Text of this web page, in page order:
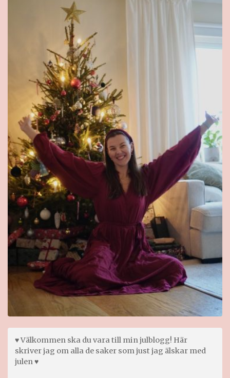
♥ Välkommen ska du vara till min julblogg! Här
skriver jag om alla de saker som just jag älskar med
julen ♥